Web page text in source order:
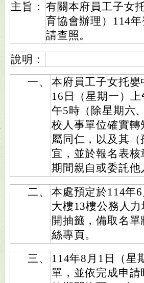
主旨： 有關本府員工子女
育協會辦理）114
請查照。
說明：
一、
本府員工子女托
16日（星期一）
午5時（除星期六
校人事單位確實
屬同仁，以及其
宜，並於報名表
期間親自或委託
二、
本處預定於114年
大樓13樓公務人
開抽籤，備取名
絲專頁。
三、
114年8月1日（星
單，並依完成申